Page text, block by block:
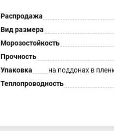
Распродажа
Вид размера
Морозостойкость
Прочность
Упаковка
на поддонах в
Теплопроводность